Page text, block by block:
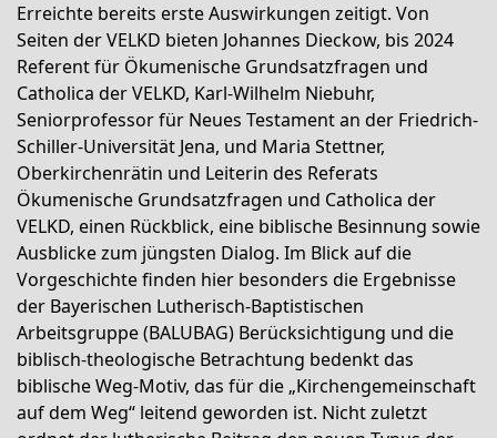
Erreichte bereits erste Auswirkungen zeitigt. Von
Seiten der VELKD bieten Johannes Dieckow, bis 2024
Referent für Ökumenische Grundsatzfragen und
Catholica der VELKD, Karl-Wilhelm Niebuhr,
Seniorprofessor für Neues Testament an der Friedrich-
Schiller-Universität Jena, und Maria Stettner,
Oberkirchenrätin und Leiterin des Referats
Ökumenische Grundsatzfragen und Catholica der
VELKD, einen Rückblick, eine biblische Besinnung sowie
Ausblicke zum jüngsten Dialog. Im Blick auf die
Vorgeschichte finden hier besonders die Ergebnisse
der Bayerischen Lutherisch-Baptistischen
Arbeitsgruppe (BALUBAG) Berücksichtigung und die
biblisch-theologische Betrachtung bedenkt das
biblische Weg-Motiv, das für die „Kirchengemeinschaft
auf dem Weg“ leitend geworden ist. Nicht zuletzt